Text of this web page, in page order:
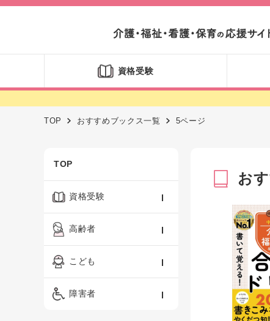
資格受験
TOP おすすめブックス一覧 5ページ
TOP
資格受験
ケアマネジャー
精神保健福祉士
高齢者
認知症ケア・介護技術
ーシャルワーク
こども
保育・教育／発達障害
障害者
お